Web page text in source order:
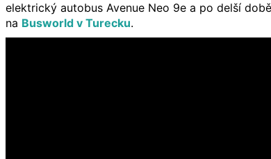
elektrický autobus Avenue Neo 9e a po delší
na Busworld v Turecku.